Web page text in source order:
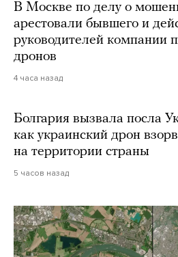
В Москве по делу о
арестовали бывшего и
руководителей компании
дронов
4 часа назад
Болгария вызвала посла
как украинский дрон
на территории страны
5 часов назад